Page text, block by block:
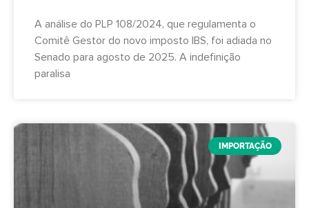
A análise do PLP 108/2024, que regulamenta o
Comitê Gestor do novo imposto IBS, foi adiada no
Senado para agosto de 2025. A indefinição
paralisa
IMPORTAÇÃO